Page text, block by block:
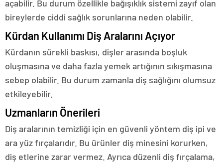
açabilir. Bu durum özellikle bağışıklık sistemi zayıf olan
bireylerde ciddi sağlık sorunlarına neden olabilir.
Kürdan Kullanımı Diş Aralarını Açıyor
Kürdanın sürekli baskısı, dişler arasında boşluk
oluşmasına ve daha fazla yemek artığının sıkışmasına
sebep olabilir. Bu durum zamanla diş sağlığını olumsuz
etkileyebilir.
Uzmanların Önerileri
Diş aralarının temizliği için en güvenli yöntem diş ipi ve
ara yüz fırçalarıdır. Bu ürünler diş minesini korurken,
diş etlerine zarar vermez. Ayrıca düzenli diş fırçalama,